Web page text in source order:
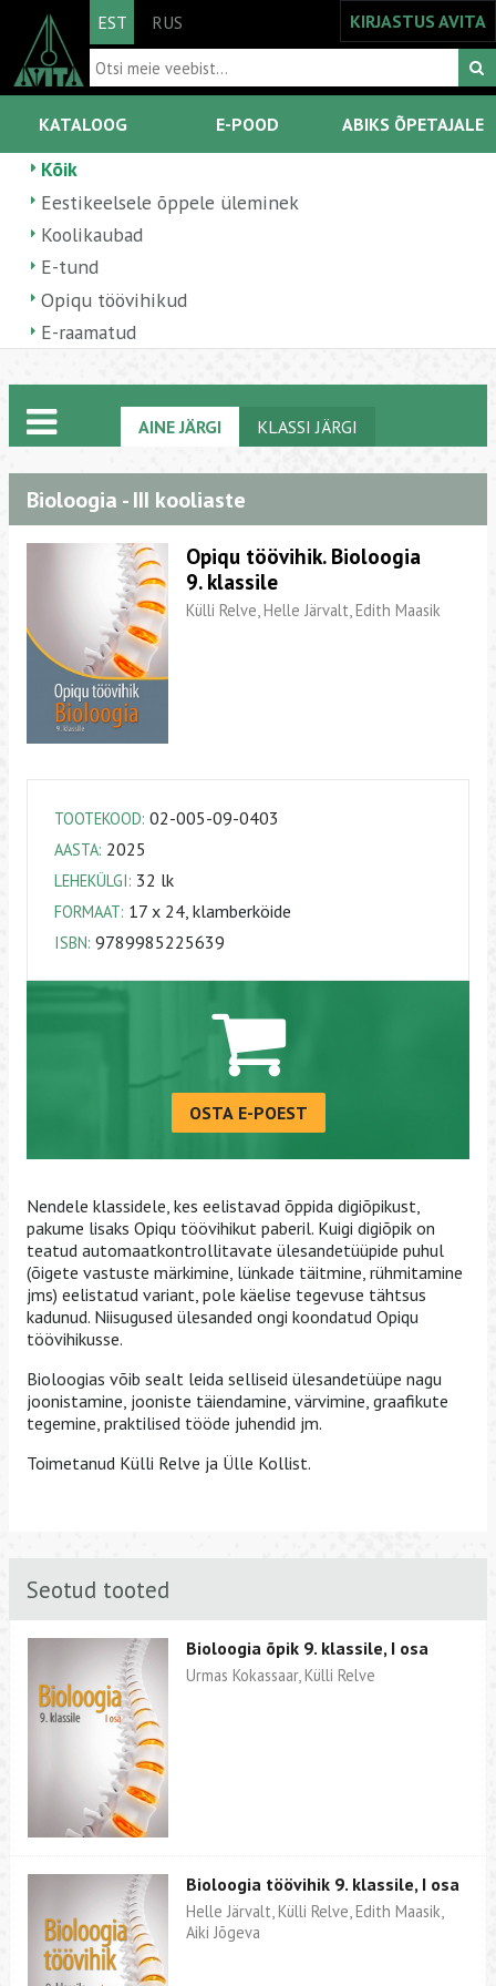
EST RUS KIRJASTUS AVITA
KATALOOG E-POOD ABIKS ÕPETAJALE
Kõik
Eestikeelsele õppele üleminek
Koolikaubad
E-tund
Opiqu töövihikud
E-raamatud
AINE JÄRGI KLASSI JÄRGI
Bioloogia - III kooliaste
Opiqu töövihik. Bioloogia
9. klassile
Külli Relve, Helle Järvalt, Edith Maasik
TOOTEKOOD: 02-005-09-0403
AASTA: 2025
LEHEKÜLGI: 32 lk
FORMAAT: 17 x 24, klamberköide
ISBN: 9789985225639
OSTA E-POEST
Nendele klassidele, kes eelistavad õppida digiõpikust,
pakume lisaks Opiqu töövihikut paberil. Kuigi digiõpik on
teatud automaatkontrollitavate ülesandetüüpide puhul
(õigete vastuste märkimine, lünkade täitmine, rühmitamine
jms) eelistatud variant, pole käelise tegevuse tähtsus
kadunud. Niisugused ülesanded ongi koondatud Opiqu
töövihikusse.
Bioloogias võib sealt leida selliseid ülesandetüüpe nagu
joonistamine, jooniste täiendamine, värvimine, graafikute
tegemine, praktilised tööde juhendid jm.
Toimetanud Külli Relve ja Ülle Kollist.
Seotud tooted
Bioloogia õpik 9. klassile, I osa
Urmas Kokassaar, Külli Relve
Bioloogia töövihik 9. klassile, I osa
Helle Järvalt, Külli Relve, Edith Maasik,
Aiki Jõgeva